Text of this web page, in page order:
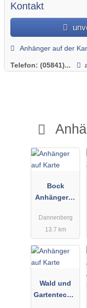
Kontakt
Anhänger auf der
Telefon: (05841)...
Bock
Anhängerze
Bock
Dannenberg
13.7 km
Wald und
Gartentecnik